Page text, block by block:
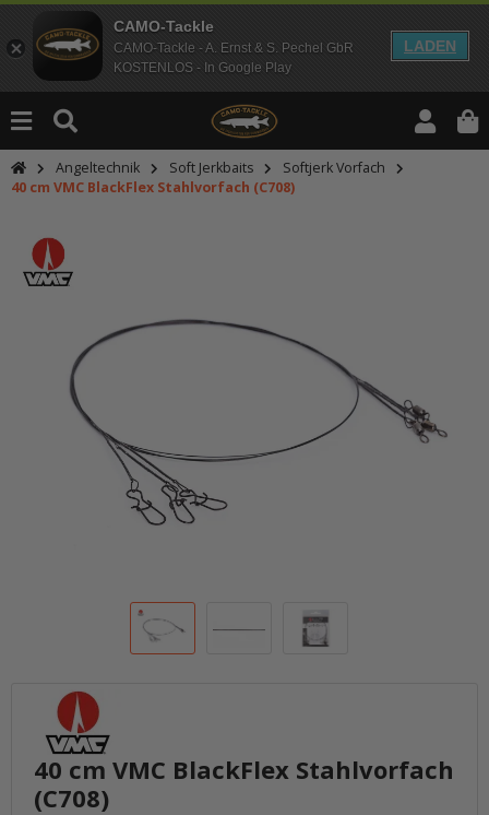
CAMO-Tackle
CAMO-Tackle - A. Ernst & S. Pechel GbR
KOSTENLOS - In Google Play
LADEN
Angeltechnik Soft Jerkbaits
Softjerk Vorfach
40 cm VMC BlackFlex Stahlvorfach (C708)
40 cm VMC BlackFlex Stahlvorfach
(C708)